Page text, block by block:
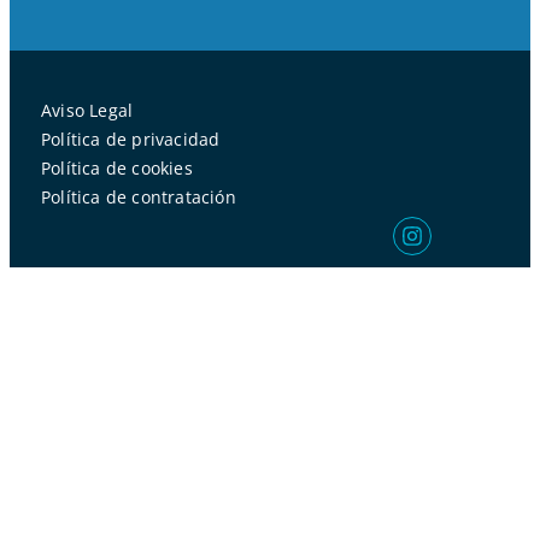
Aviso Legal
Política de privacidad
Política de cookies
Política de contratación